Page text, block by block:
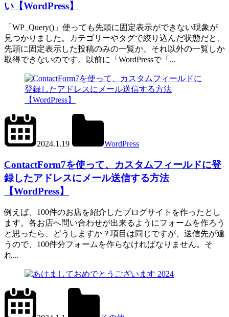
い【WordPress】
「WP_Query()」使っても先頭に固定表示ができない現象が
見つかりました。カテゴリーやタグで絞り込んだ状態だと、
先頭に固定表示した投稿のみの一覧か、それ以外の一覧しか
取得できないのです。以前に「WordPressで「...
2024.1.19
WordPress
Form
7
ContactForm7を使って、カスタムフィールドに登
録したアドレスにメール送信する方法
【WordPress】
例えば、100件のお店を紹介したブログサイトを作ったとし
ます。各お店へ問い合わせが出来るようにフォームを作ろう
と思ったら、どうしますか？項目は同じですが、送信先が違
うので、100件分フォームを作らなければなりません。そ
れ...